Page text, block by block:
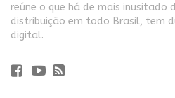
reúne o que há de mais inusitado
distribuição em todo Brasil, tem
digital.